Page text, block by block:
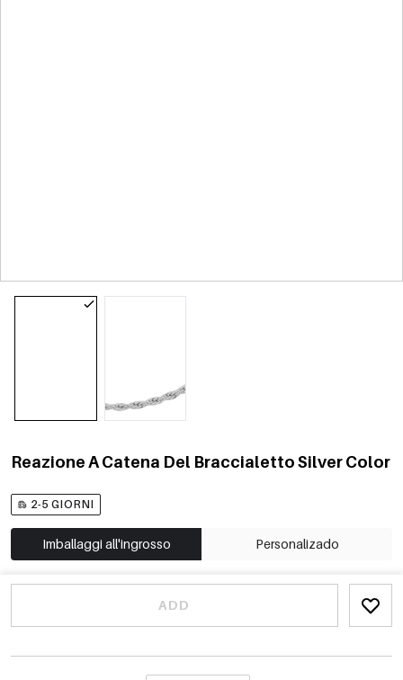
Reazione A Catena Del Braccialetto Silver Color
2-5 GIORNI
Imballaggi all'ingrosso Personalizado
ADD